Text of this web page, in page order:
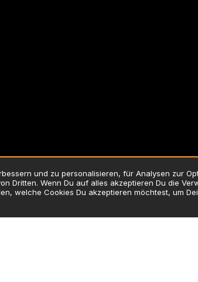
und zu personalisieren, für Analysen zur
Dritten. Wenn Du auf alles akzeptieren Du die
welche Cookies Du akzeptieren möchtest, um